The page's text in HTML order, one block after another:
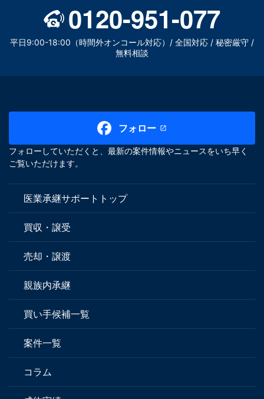
0120-951-077
平日9:00-18:00（時間外オンコール対応）/ 全国対応 / 秘密厳守 /
無料相談
フォロー
フォローしていただくと、最新の案件情報やニュースをいち早く
ご覧いただけます。
医業承継サポートトップ
買収・譲受
売却・譲渡
親族内承継
買い手候補一覧
案件一覧
コラム